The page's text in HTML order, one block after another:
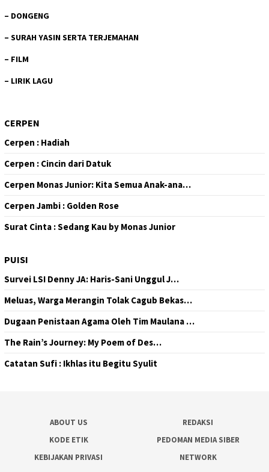
– DONGENG
– SURAH YASIN SERTA TERJEMAHAN
– FILM
– LIRIK LAGU
CERPEN
Cerpen : Hadiah
Cerpen : Cincin dari Datuk
Cerpen Monas Junior: Kita Semua Anak-ana…
Cerpen Jambi : Golden Rose
Surat Cinta : Sedang Kau by Monas Junior
PUISI
Survei LSI Denny JA: Haris-Sani Unggul J…
Meluas, Warga Merangin Tolak Cagub Bekas…
Dugaan Penistaan Agama Oleh Tim Maulana …
The Rain’s Journey: My Poem of Des…
Catatan Sufi : Ikhlas itu Begitu Syulit
ABOUT US
REDAKSI
KODE ETIK
PEDOMAN MEDIA SIBER
KEBIJAKAN PRIVASI
NETWORK